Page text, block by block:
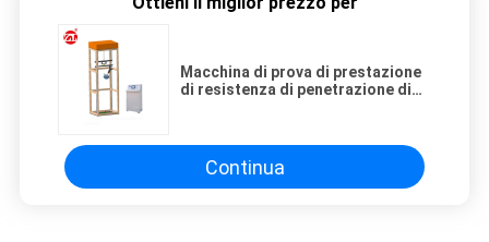
Macchina di prova di prestazione
di resistenza di penetrazione di
Continua